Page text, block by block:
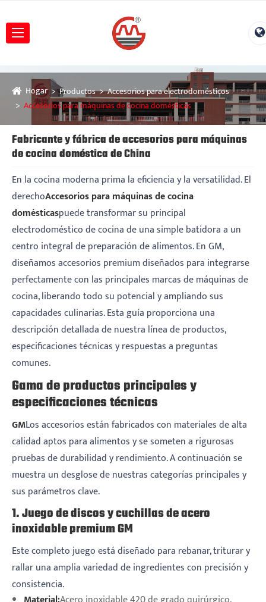
Hogar Productos
Accesorios para electrodomésticos
Accesorios para máquinas de cocina domésticas
Fabricante y fábrica de accesorios para máquinas
de cocina doméstica de China
En la cocina moderna prima la eficiencia y la versatilidad. El
derechoAccesorios para máquinas de cocina
domésticaspuede transformar su principal
electrodoméstico de cocina de una simple batidora a un
centro integral de preparación de alimentos. En GM,
diseñamos accesorios premium diseñados para integrarse
perfectamente con las principales marcas de máquinas de
cocina, liberando todo su potencial y ampliando sus
capacidades culinarias. Esta guía proporciona una
descripción detallada de nuestra línea de productos,
especificaciones técnicas y respuestas a preguntas
comunes.
Gama de productos principales y
especificaciones técnicas
GMLos accesorios están fabricados con materiales de alta
calidad aptos para alimentos y se someten a rigurosas
pruebas de durabilidad y rendimiento. A continuación se
muestra un desglose de nuestras categorías principales y
sus parámetros clave.
1. Juego de discos y cuchillas de acero
inoxidable premium GM
Este completo juego está diseñado para rebanar, triturar y
rallar una amplia variedad de ingredientes con precisión y
consistencia.